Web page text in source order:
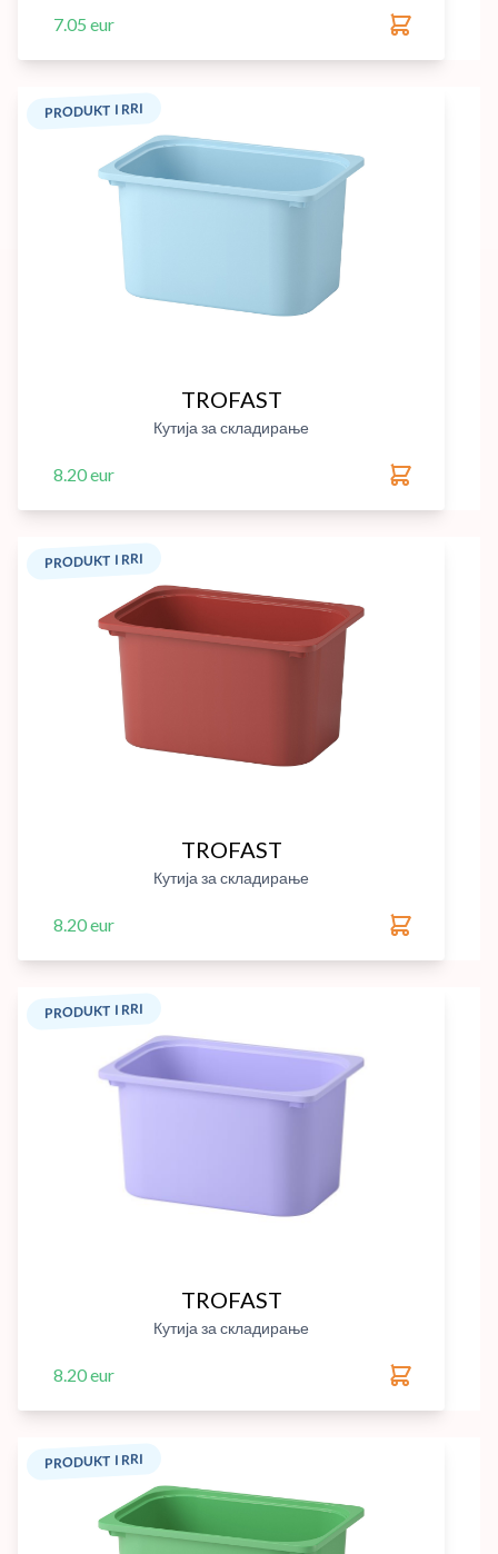
7.05 eur
PRODUKT I RRI
TROFAST
Кутија за складирање
8.20 eur
PRODUKT I RRI
TROFAST
Кутија за складирање
8.20 eur
PRODUKT I RRI
TROFAST
Кутија за складирање
8.20 eur
PRODUKT I RRI